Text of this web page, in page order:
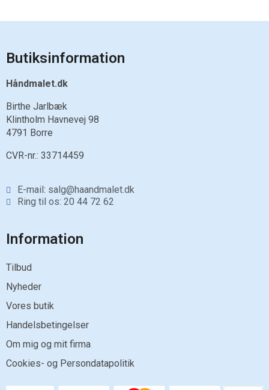
Butiksinformation
Håndmalet.dk
Birthe Jarlbæk
Klintholm Havnevej 98
4791 Borre
CVR-nr.: 33714459
E-mail: salg@haandmalet.dk
Ring til os: 20 44 72 62
Information
Tilbud
Nyheder
Vores butik
Handelsbetingelser
Om mig og mit firma
Cookies- og Persondatapolitik